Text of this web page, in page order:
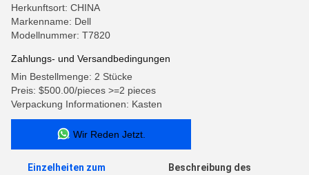
Herkunftsort: CHINA
Markenname: Dell
Modellnummer: T7820
Zahlungs- und Versandbedingungen
Min Bestellmenge: 2 Stücke
Preis: $500.00/pieces >=2 pieces
Verpackung Informationen: Kasten
Wir Reden Jetzt.
Einzelheiten zum
Beschreibung des